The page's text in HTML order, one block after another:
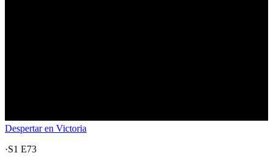
Despertar en Victoria
·S1 E73